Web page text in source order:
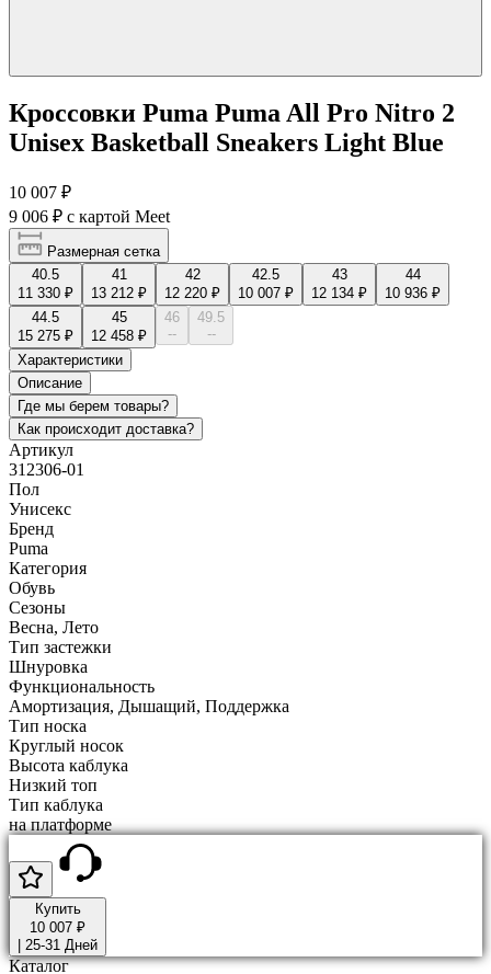
Кроссовки Puma Puma All Pro Nitro 2
Unisex Basketball Sneakers Light Blue
10 007 ₽
9 006 ₽ с картой Meet
Размерная сетка
40.5
11 330 ₽
41
13 212 ₽
42
12 220 ₽
42.5
10 007 ₽
43
12 134 ₽
44
10 936 ₽
44.5
15 275 ₽
45
12 458 ₽
46
--
49.5
--
Характеристики
Описание
Где мы берем товары?
Как происходит доставка?
Артикул
312306-01
Пол
Унисекс
Бренд
Puma
Категория
Обувь
Сезоны
Весна, Лето
Тип застежки
Шнуровка
Функциональность
Амортизация, Дышащий, Поддержка
Тип носка
Круглый носок
Высота каблука
Низкий топ
Тип каблука
на платформе
Купить
10 007 ₽
25-31 Дней
Каталог